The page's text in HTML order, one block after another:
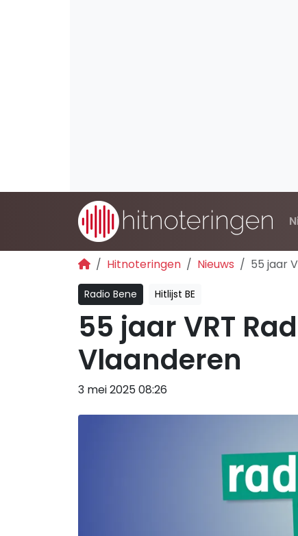
Hitnoteringen Nieuws 55 jaar
Radio Bene Hitlijst BE
55 jaar VRT
Vlaanderen
3 mei 2025 08:26